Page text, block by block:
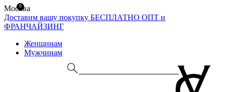
Москва
Доставим вашу покупку БЕСПЛАТНО ОПТ и
ФРАНЧАЙЗИНГ
Женщинам
Мужчинам
0